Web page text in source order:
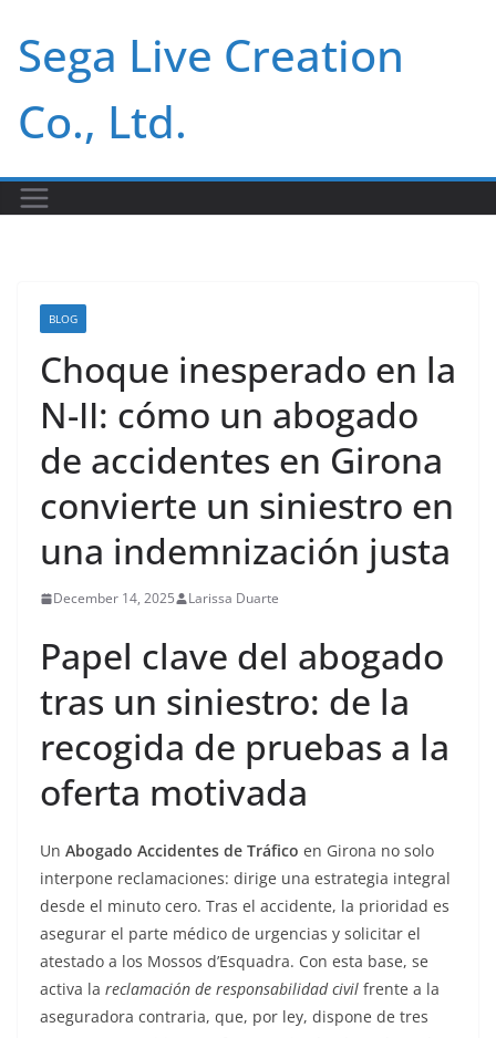
content
Sega Live Creation
Co., Ltd.
BLOG
Choque inesperado en la
N-II: cómo un abogado
de accidentes en Girona
convierte un siniestro en
una indemnización justa
December 14, 2025 Larissa Duarte
Papel clave del abogado
tras un siniestro: de la
recogida de pruebas a la
oferta motivada
Un Abogado Accidentes de Tráfico en Girona no solo
interpone reclamaciones: dirige una estrategia integral
desde el minuto cero. Tras el accidente, la prioridad es
asegurar el parte médico de urgencias y solicitar el
atestado a los Mossos d’Esquadra. Con esta base, se
activa la reclamación de responsabilidad civil frente a la
aseguradora contraria, que, por ley, dispone de tres